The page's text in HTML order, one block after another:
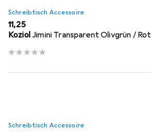
Schreibtisch Accessoire
EUR
11,25
Koziol Jimini Transparent Olivgrün / Rot
Schreibtisch Accessoire